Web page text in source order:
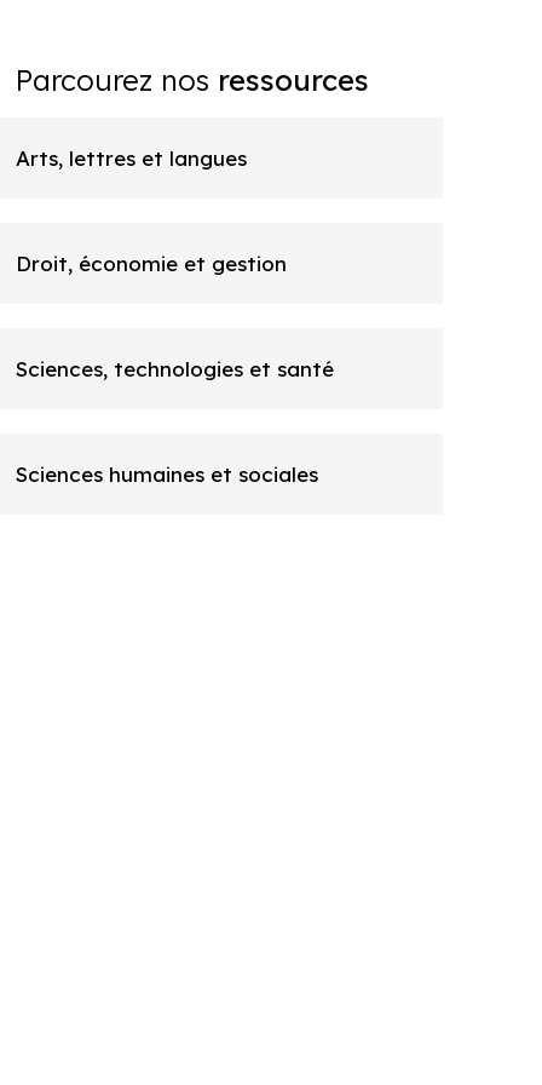
Parcourez nos ressources
Arts, lettres et langues
Droit, économie et gestion
Sciences, technologies et santé
Sciences humaines et sociales